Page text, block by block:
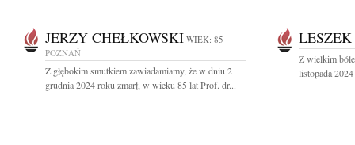
JERZY CHEŁKOWSKI WIEK: 85
POZNAŃ
Z głębokim smutkiem zawiadamiamy, że w dniu 2
grudnia 2024 roku zmarł, w wieku 85 lat Prof. dr...
Z wielkim
listopada